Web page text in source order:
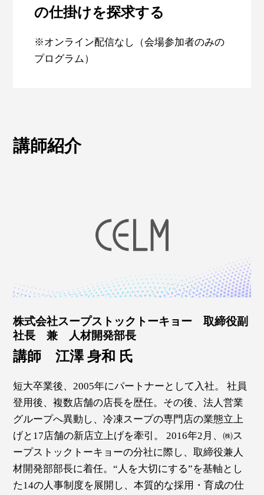
の仕掛けを探求する
※オンライン配信なし（会場参加者のみの
プログラム）
講師紹介
株式会社スープストックトーキョー 取締役副
社長 兼 人材開発部長
講師 江澤 身和 氏
短大卒業後、2005年にパートナーとして入社。 社員
登用後、複数店舗の店長を歴任。その後、法人営業
グループへ異動し、冷凍スープの専門店の業態立上
げと17店舗の新店立上げを牽引。 2016年2月、㈱ス
ープストックトーキョーの分社に際し、取締役兼人
材開発部部長に着任。“人を大切にする”を基軸とし
た14の人事制度を展開し、本質的な採用・育成の仕